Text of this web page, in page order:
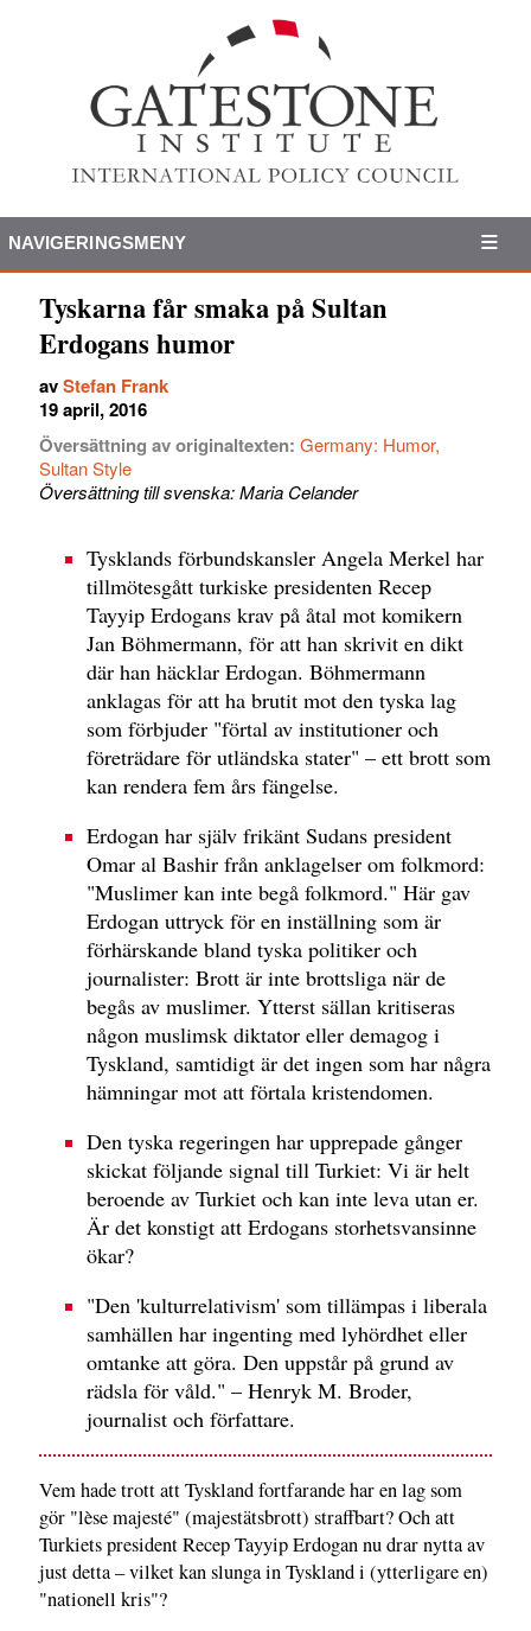
NAVIGERINGSMENY
Tyskarna får smaka på Sultan
Erdogans humor
avStefan Frank
19 april, 2016
Översättning av originaltexten: Germany: Humor,
Sultan Style
Översättning till svenska: Maria Celander
Tysklands förbundskansler Angela Merkel har
tillmötesgått turkiske presidenten Recep
Tayyip Erdogans krav på åtal mot komikern
Jan Böhmermann, för att han skrivit en dikt
där han häcklar Erdogan. Böhmermann
anklagas för att ha brutit mot den tyska lag
som förbjuder "förtal av institutioner och
företrädare för utländska stater" – ett brott som
kan rendera fem års fängelse.
Erdogan har själv frikänt Sudans president
Omar al Bashir från anklagelser om folkmord:
"Muslimer kan inte begå folkmord." Här gav
Erdogan uttryck för en inställning som är
förhärskande bland tyska politiker och
journalister: Brott är inte brottsliga när de
begås av muslimer. Ytterst sällan kritiseras
någon muslimsk diktator eller demagog i
Tyskland, samtidigt är det ingen som har några
hämningar mot att förtala kristendomen.
Den tyska regeringen har upprepade gånger
skickat följande signal till Turkiet: Vi är helt
beroende av Turkiet och kan inte leva utan er.
Är det konstigt att Erdogans storhetsvansinne
ökar?
"Den 'kulturrelativism' som tillämpas i liberala
samhällen har ingenting med lyhördhet eller
omtanke att göra. Den uppstår på grund av
rädsla för våld." – Henryk M. Broder,
journalist och författare.
Vem hade trott att Tyskland fortfarande har en lag som
gör "lèse majesté" (majestätsbrott) straffbart? Och att
Turkiets president Recep Tayyip Erdogan nu drar nytta av
just detta – vilket kan slunga in Tyskland i (ytterligare en)
"nationell kris"?